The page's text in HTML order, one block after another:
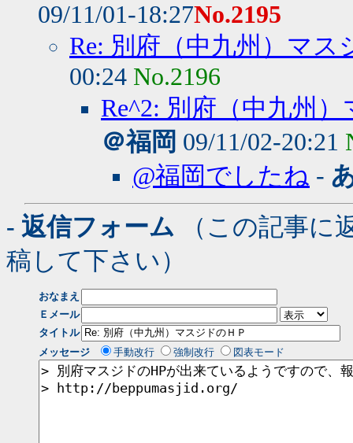
09/11/01-18:27No.2195
Re: 別府（中九州）マス
00:24 No.2196
Re^2: 別府（中九州
＠福岡 09/11/02-20:21
@福岡でしたね -
- 返信フォーム （この記事に
稿して下さい）
おなまえ
Ｅメール
タイトル
メッセージ
手動改行 強制改行 図表モード